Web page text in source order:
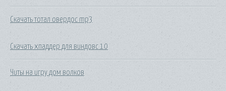
Скачать тотал овердос mp3
Скачать хпаддер для виндовс 10
Читы на игру дом волков